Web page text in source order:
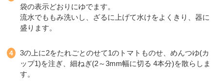
袋の表示どおりにゆでます。
流水でももみ洗いし、ざるに上げて水けをよくきり、器に
盛ります。
3の上に2をたれごとのせて1のトマトものせ、めんつゆ(カ
ップ1)を注ぎ、細ねぎ(2～3mm幅に切る 4本分)を散らしま
す。